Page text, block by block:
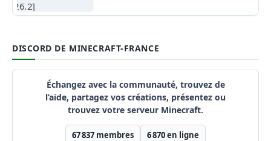
DISCORD DE MINECRAFT-FRANCE
Échangez avec la communauté, trouvez de
l’aide, partagez vos créations, présentez ou
trouvez votre serveur Minecraft.
67 837 membres 6 870en ligne